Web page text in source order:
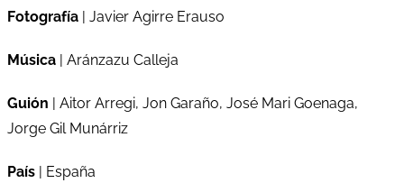
Fotografía | Javier Agirre Erauso
Música | Aránzazu Calleja
Guión | Aitor Arregi, Jon Garaño, José Mari Goenaga,
Jorge Gil Munárriz
País | España